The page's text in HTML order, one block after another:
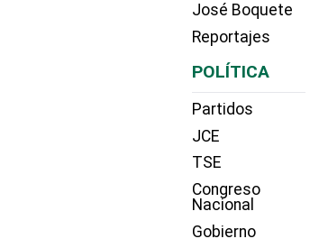
José Boquete
Reportajes
POLÍTICA
Partidos
JCE
TSE
Congreso
Nacional
Gobierno